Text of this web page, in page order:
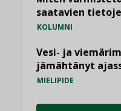
saatavien
KOLUMNI
Vesi- ja
jämähtänyt
MIELIPIDE